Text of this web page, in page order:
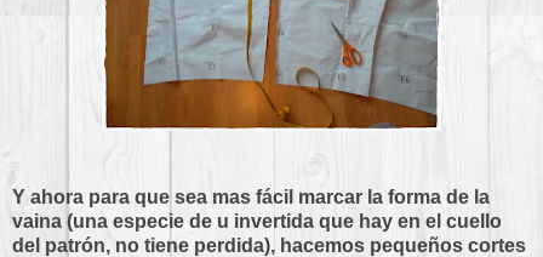
Y ahora para que sea mas fácil marcar la forma de la
vaina (una especie de u invertida que hay en el cuello
del patrón, no tiene perdida), hacemos pequeños cortes